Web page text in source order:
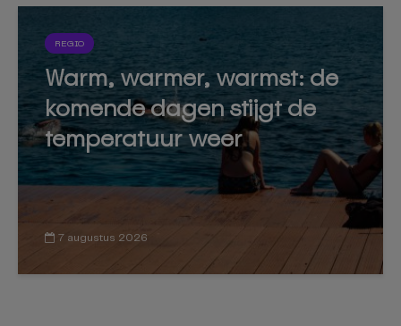
REGIO
Warm, warmer, warmst: de
komende dagen stijgt de
temperatuur weer
7 augustus 2026